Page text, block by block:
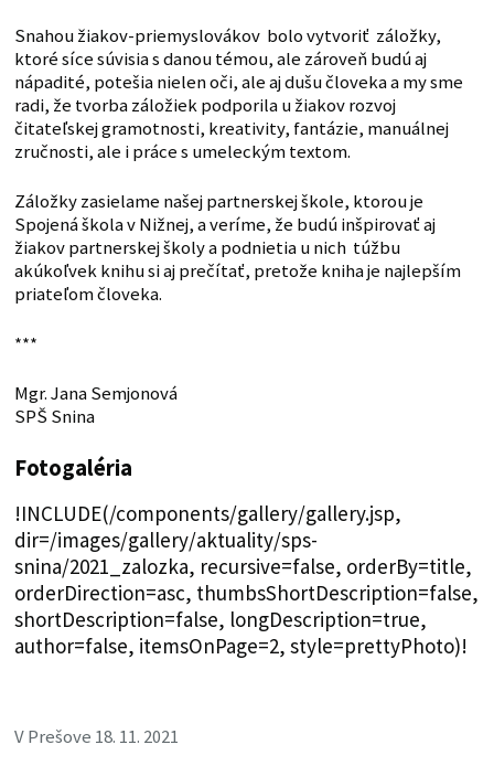
Snahou žiakov-priemyslovákov bolo vytvoriť záložky,
ktoré síce súvisia s danou témou, ale zároveň budú aj
nápadité, potešia nielen oči, ale aj dušu človeka a my sme
radi, že tvorba záložiek podporila u žiakov rozvoj
čitateľskej gramotnosti, kreativity, fantázie, manuálnej
zručnosti, ale i práce s umeleckým textom.
Záložky zasielame našej partnerskej škole, ktorou je
Spojená škola v Nižnej, a veríme, že budú inšpirovať aj
žiakov partnerskej školy a podnietia u nich túžbu
akúkoľvek knihu si aj prečítať, pretože kniha je najlepším
priateľom človeka.
***
Mgr. Jana Semjonová
SPŠ Snina
Fotogaléria
!INCLUDE(/components/gallery/gallery.jsp,
dir=/images/gallery/aktuality/sps-
snina/2021_zalozka, recursive=false, orderBy=title,
orderDirection=asc, thumbsShortDescription=false,
shortDescription=false, longDescription=true,
author=false, itemsOnPage=2, style=prettyPhoto)!
V Prešove 18. 11. 2021